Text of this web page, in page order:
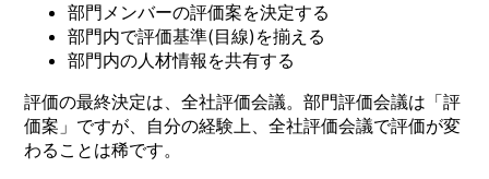
部門メンバーの評価案を決定する
部門内で評価基準(目線)を揃える
部門内の人材情報を共有する
評価の最終決定は、全社評価会議。部門評価会議は「評
価案」ですが、自分の経験上、全社評価会議で評価が変
わることは稀です。